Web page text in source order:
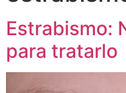
Estrabismo:
para tratarlo